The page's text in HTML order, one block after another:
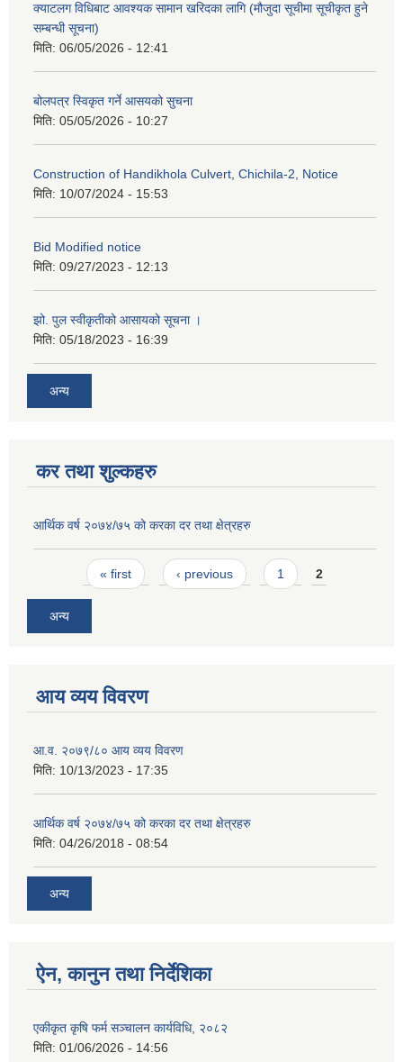
क्याटलग विधिबाट आवश्यक सामान खरिदका लागि (मौजुदा सूचीमा सूचीकृत हुने
सम्बन्धी सूचना)
मिति: 06/05/2026 - 12:41
बोलपत्र स्विकृत गर्ने आसयको सुचना
मिति: 05/05/2026 - 10:27
Construction of Handikhola Culvert, Chichila-2, Notice
मिति: 10/07/2024 - 15:53
Bid Modified notice
मिति: 09/27/2023 - 12:13
झो. पुल स्वीकृतीको आसायको सूचना ।
मिति: 05/18/2023 - 16:39
अन्य
कर तथा शुल्कहरु
आर्थिक वर्ष २०७४/७५ को करका दर तथा क्षेत्रहरु
Pages« first ‹ previous 1 2
अन्य
आय व्यय विवरण
आ.व. २०७९/८० आय व्यय विवरण
मिति: 10/13/2023 - 17:35
आर्थिक वर्ष २०७४/७५ को करका दर तथा क्षेत्रहरु
मिति: 04/26/2018 - 08:54
अन्य
ऐन, कानुन तथा निर्देशिका
एकीकृत कृषि फर्म सञ्चालन कार्यविधि, २०८२
मिति: 01/06/2026 - 14:56